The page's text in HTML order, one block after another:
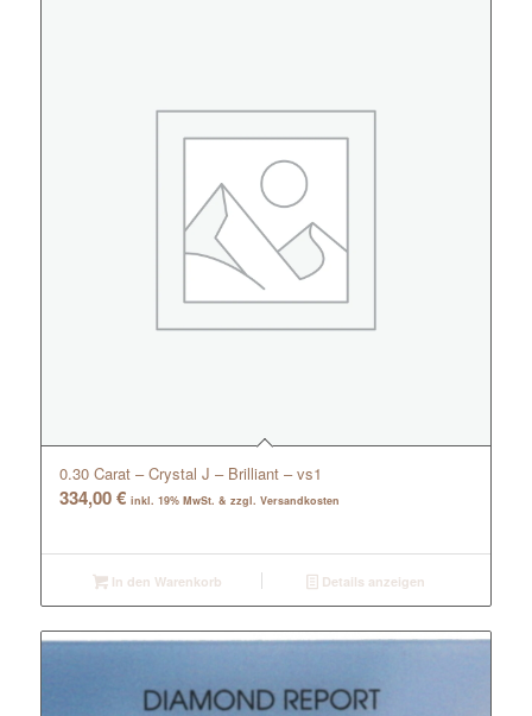
0.30 Carat – Crystal J – Brilliant – vs1
334,00€ inkl. 19% MwSt. & zzgl. Versandkosten
In den Warenkorb Details anzeigen